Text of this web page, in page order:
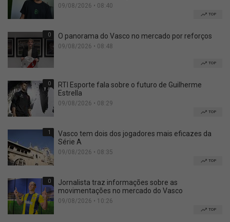
09/08/2026 • 08:40
TOP
0 O panorama do Vasco no mercado por reforços
09/08/2026 • 08:48
TOP
0
RTI Esporte fala sobre o futuro de Guilherme
Estrella
09/08/2026 • 08:29
TOP
1
Vasco tem dois dos jogadores mais eficazes da
Série A
09/08/2026 • 08:35
TOP
0
Jornalista traz informações sobre as
movimentações no mercado do Vasco
09/08/2026 • 10:26
TOP